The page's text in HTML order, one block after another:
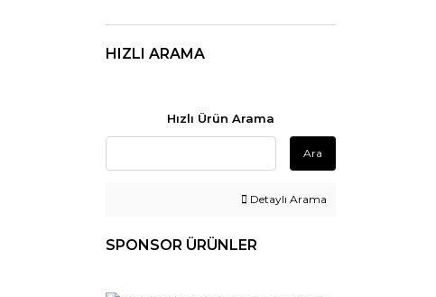
HIZLI ARAMA
Hızlı Ürün Arama
Ara
Detaylı Arama
SPONSOR ÜRÜNLER